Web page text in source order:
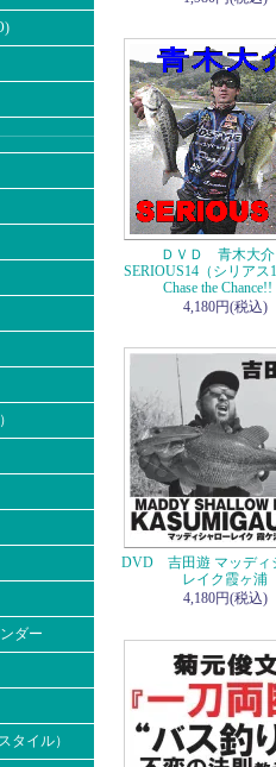
ダー
タイル）
ＤＶＤ 青木大
SERIOUS14（シリア
Chase the
4,180円(税込)
DVD 吉田遊 マッディ
レイク霞ヶ浦
4,180円(税込)